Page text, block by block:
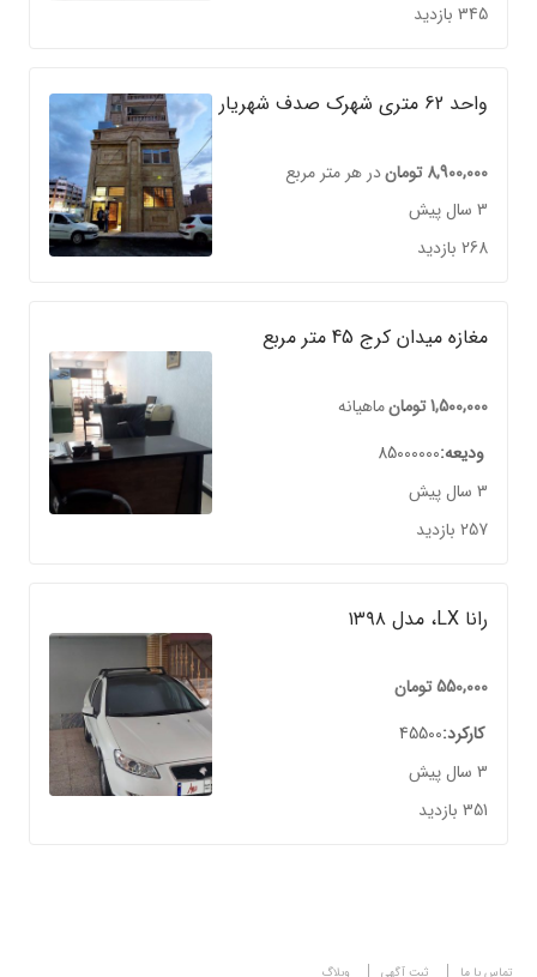
345 بازدید
واحد 62 متری شهرک صدف شهریار
8,900,000 توماندر هر متر مربع
3 سال پیش
268 بازدید
مغازه میدان کرج 45 متر مربع
1,500,000تومانماهیانه
ودیعه 85000000
3 سال پیش
257 بازدید
رانا LX، مدل ۱۳۹۸
550,000تومان
کارکرد 45500
3 سال پیش
351 بازدید
تماس با ما ثبت آگهی وبلاگ